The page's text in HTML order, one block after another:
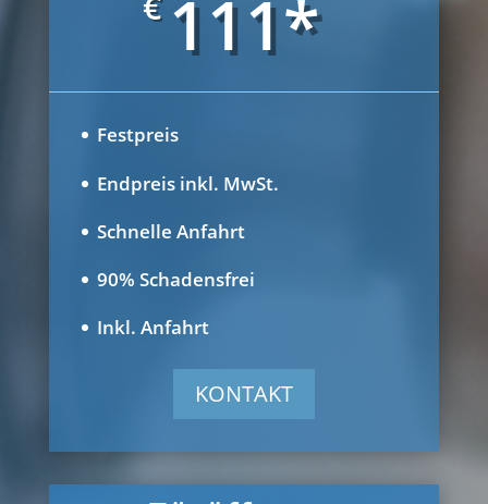
111*
Festpreis
Endpreis inkl. MwSt.
Schnelle Anfahrt
90% Schadensfrei
Inkl. Anfahrt
KONTAKT